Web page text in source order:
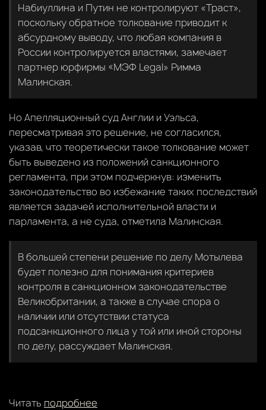
Набиуллина и Путин не контролируют «Траст»,
поскольку обратное толкование приводит к
абсурдному выводу, что любая компания в
России контролируется властями, замечает
партнер юрфирмы «МЭФ Legal» Римма
Малинская.
Но Апелляционный суд Англии и Уэльса,
пересматривая это решение, не согласился,
указав, что теоретически такое толкование может
быть выведено из положений санкционного
регламента, при этом подчеркнув: изменить
законодательство во избежание таких последствий
является задачей исполнительной власти и
парламента, а не суда, отметила Малинская.
В большей степени решение по делу Мотылева
будет полезно для понимания критериев
контроля в санкционном законодательстве
Великобритании, а также в случае спора о
наличии или отсутствии статуса
подсанкционного лица у той или иной стороны
по делу, рассуждает Малинская.
Читать подробнее